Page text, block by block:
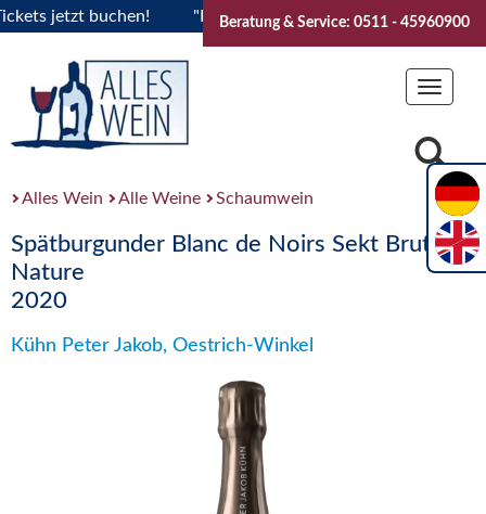
jetzt buchen! "Das Sommerfest 2026" Vive la
Beratung & Service: 0511 - 45960900
Toggle
Alles Wein Alle Weine Schaumwein
Spätburgunder Blanc de Noirs Sekt Brut
Nature
2020
Kühn Peter Jakob, Oestrich-Winkel